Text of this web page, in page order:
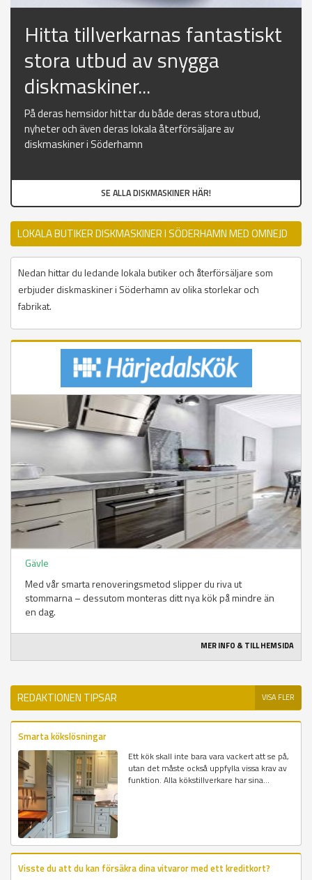
Hitta tillverkarnas fantastiskt
stora utbud av snygga
diskmaskiner...
På deras hemsidor hittar du både deras stora utbud,
nyheter och även deras lokala återförsäljare av
diskmaskiner i Söderhamn
SE ALLA DISKMASKINER HÄR!
LOKALA BUTIKER DISKMASKINER I SÖDERHAMN MED OMNEJD
Nedan hittar du ledande lokala butiker och återförsäljare som
erbjuder diskmaskiner i Söderhamn av olika storlekar och
fabrikat.
Gävle
Med vår smarta renoveringsmetod slipper du riva ut
stommarna – dessutom monteras ditt nya kök på mindre än
en dag.
MER INFO & TILL HEMSIDA
REDAKTIONEN TIPSAR VISA FLER
Smarta kökslösningar
Ett kök skall inte bara vara vackert att se på,
utan det måste också uppfylla vissa krav av
funktion. Alla kökstillverkare har sina...
Visste du att du kan försäkra dina vitvaror med ett kreditkort?